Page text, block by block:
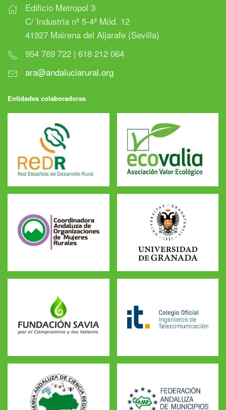
Edificio Metropol 3
C/ Industria nº 5-4ª Mód. 12
41927 Mairena del Aljarafe (Sevilla)
954 769 722 | 618 212 064
ara@andaluciarural.org
Entidades colaboradoras